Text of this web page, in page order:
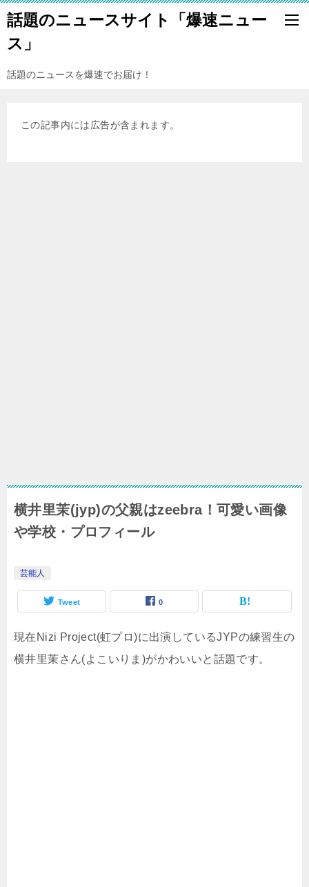
話題のニュースサイト「爆速ニュー
ス」
話題のニュースを爆速でお届け！
この記事内には広告が含まれます。
横井里茉(jyp)の父親はzeebra！可愛い画像
や学校・プロフィール
芸能人
Tweet 0
現在Nizi Project(虹プロ)に出演しているJYPの練習生の
横井里茉さん(よこいりま)がかわいいと話題です。